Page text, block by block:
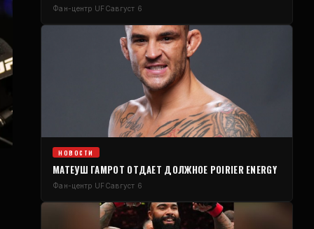
Фан-центр UFCавгуст 6
НОВОСТИ
МАТЕУШ ГАМРОТ ОТДАЕТ ДОЛЖНОЕ POIRIER ENERGY
Фан-центр UFCавгуст 6